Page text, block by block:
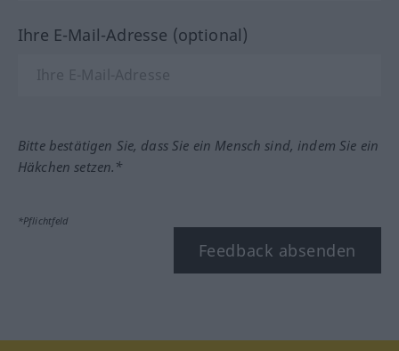
Ihre E-Mail-Adresse (optional)
Bitte bestätigen Sie, dass Sie ein Mensch sind, indem Sie ein
Häkchen setzen.*
*Pflichtfeld
Feedback absenden